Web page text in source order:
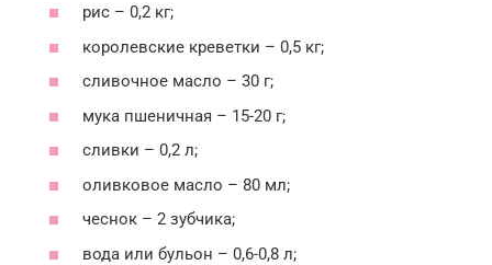
рис – 0,2 кг;
королевские креветки – 0,5 кг;
сливочное масло – 30 г;
мука пшеничная – 15-20 г;
сливки – 0,2 л;
оливковое масло – 80 мл;
чеснок – 2 зубчика;
вода или бульон – 0,6-0,8 л;